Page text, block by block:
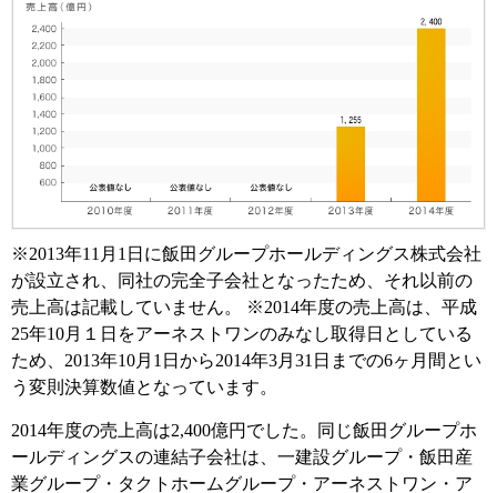
※2013年11月1日に飯田グループホールディングス株式会社
が設立され、同社の完全子会社となったため、それ以前の
売上高は記載していません。 ※2014年度の売上高は、平成
25年10月１日をアーネストワンのみなし取得日としている
ため、2013年10月1日から2014年3月31日までの6ヶ月間とい
う変則決算数値となっています。
2014年度の売上高は2,400億円でした。同じ飯田グループホ
ールディングスの連結子会社は、一建設グループ・飯田産
業グループ・タクトホームグループ・アーネストワン・ア